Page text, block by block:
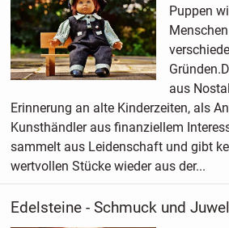
Puppen
aus
Erinnerung an alte Kinderzeiten, als
Kunsthändler aus finanziellem
sammelt aus Leidenschaft und gibt
wertvollen Stücke wieder aus der...
Edelsteine - Schmuck und